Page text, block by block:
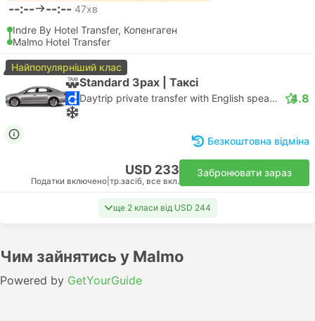
--:-- --:-- 47хв
Indre By Hotel Transfer, Копенгаген
Malmo Hotel Transfer
Найпопулярніший клас
Standard 3pax | Таксі
Daytrip private transfer with English speaking driver 4.8
Безкоштовна відміна
USD 233
Податки включено тр.засіб, все вкл.
Забронювати зараз
ще 2 класи від USD 244
Чим зайнятись у Malmo
Powered by GetYourGuide